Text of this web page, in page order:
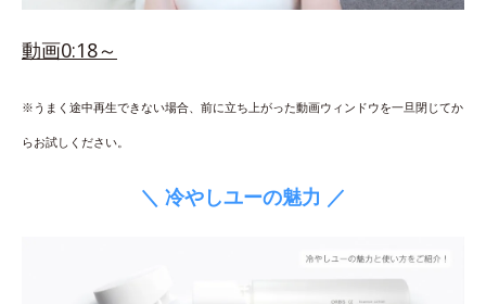
動画0:18～
※うまく途中再生できない場合、前に立ち上がった動画ウィンドウを一旦閉じてか
らお試しください。
＼ 冷やしユーの魅力 ／